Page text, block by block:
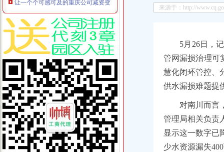
让一个个可感可及的重庆公司减资变化汇成老百姓三餐四季的温暖底色“开局起
来源于：http://
5月26日，
管网漏损治理可
慧化闭环管控、
供水漏损难题提
对南川而言
管理局相关负责
显示这一数字已
少水资源漏失